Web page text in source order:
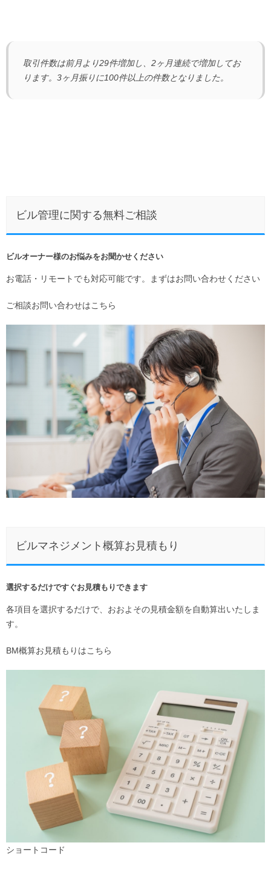
取引件数は前月より29件増加し、2ヶ月連続で増加してお
ります。3ヶ月振りに100件以上の件数となりました。
ビル管理に関する無料ご相談
ビルオーナー様のお悩みをお聞かせください
お電話・リモートでも対応可能です。まずはお問い合わせください
ご相談お問い合わせはこちら
ビルマネジメント概算お見積もり
選択するだけですぐお見積もりできます
各項目を選択するだけで、おおよその見積金額を自動算出いたしま
す。
BM概算お見積もりはこちら
ショートコード